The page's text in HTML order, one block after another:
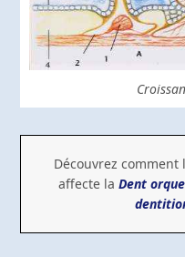
Découvrez
affecte la Dent